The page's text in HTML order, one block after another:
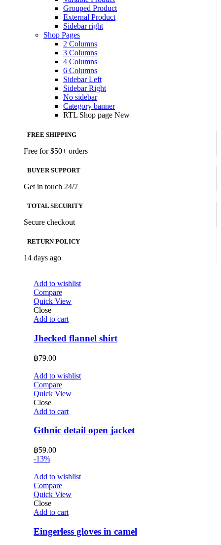
Grouped Product
External Product
Sidebar right
Shop Pages
2 Columns
3 Columns
4 Columns
6 Columns
Sidebar Left
Sidebar Right
No sidebar
Category banner
RTL Shop page New
FREE SHIPPING
Free for $50+ orders
BUYER SUPPORT
Get in touch 24/7
TOTAL SECURITY
Secure checkout
RETURN POLICY
14 days ago
Add to wishlist
Compare
Quick View
Close
Add to cart
Jhecked flannel shirt
฿79.00
Add to wishlist
Compare
Quick View
Close
Add to cart
Gthnic detail open jacket
฿59.00
-13%
Add to wishlist
Compare
Quick View
Close
Add to cart
Eingerless gloves in camel